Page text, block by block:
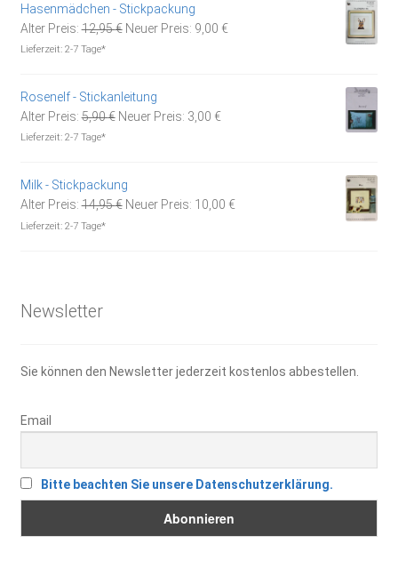
Hasenmädchen - Stickpackung
Alter Preis: 12,95€ Ursprünglicher
Neuer Preis: 9,00 €Aktueller
Lieferzeit: 2-7 Tage*
Rosenelf - Stickanleitung
Alter Preis: 5,90€ Ursprünglicher
Neuer Preis: 3,00 €Aktueller
Lieferzeit: 2-7 Tage*
Milk - Stickpackung
Alter Preis: 14,95€ Ursprünglicher
Neuer Preis: 10,00 €Aktueller
Lieferzeit: 2-7 Tage*
Newsletter
Sie können den Newsletter jederzeit kostenlos abbestellen.
Email
Bitte beachten Sie unsere Datenschutzerklärung.